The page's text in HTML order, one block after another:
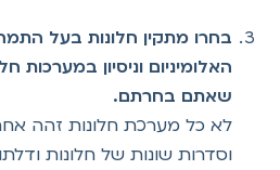
בחרו מתקין חלונות בעל
האלומיניום וניסיון במערכות
שאתם בחרתם.
לא כל מערכת חלונות זהה אחת
וסדרות שונות של חלונות